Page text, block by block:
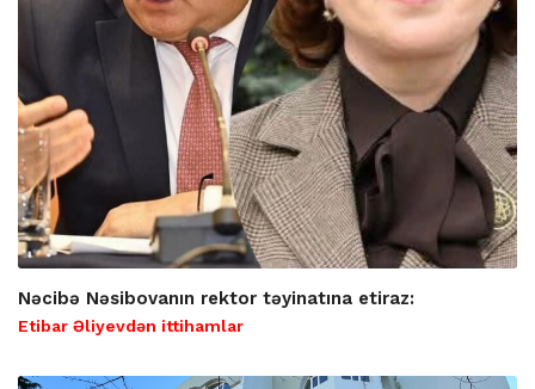
Nəcibə Nəsibovanın rektor təyinatına etiraz:
Etibar Əliyevdən ittihamlar